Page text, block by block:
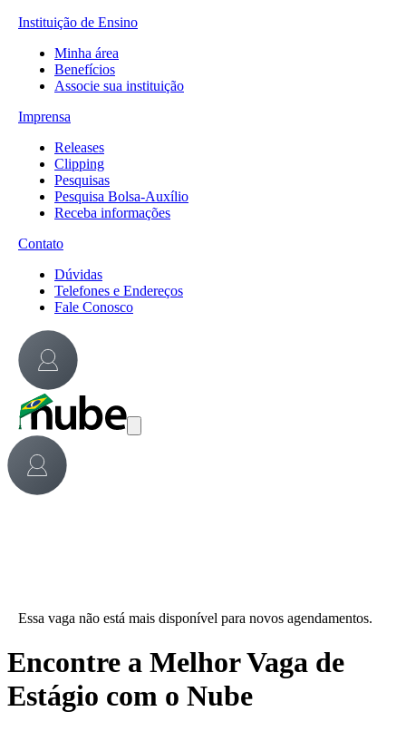
Instituição de Ensino
Minha área
Benefícios
Associe sua instituição
Imprensa
Releases
Clipping
Pesquisas
Pesquisa Bolsa-Auxílio
Receba informações
Contato
Dúvidas
Telefones e Endereços
Fale Conosco
Essa vaga não está mais disponível para novos agendamentos.
Encontre a Melhor Vaga de
Estágio com o Nube